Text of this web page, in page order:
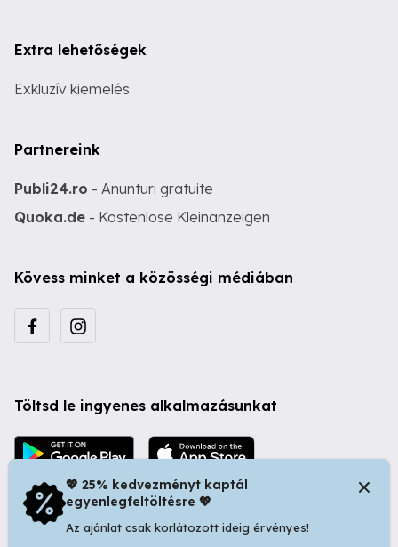
Extra lehetőségek
Exkluzív kiemelés
Partnereink
Publi24.ro - Anunturi gratuite
Quoka.de - Kostenlose Kleinanzeigen
Kövess minket a közösségi médiában
Töltsd le ingyenes alkalmazásunkat
💖 25% kedvezményt kaptál
egyenlegfeltöltésre 💖
Az ajánlat csak korlátozott ideig érvényes!